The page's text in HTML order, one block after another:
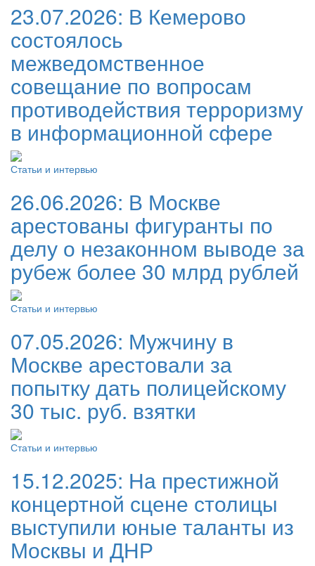
23.07.2026: В Кемерово
состоялось
межведомственное
совещание по вопросам
противодействия терроризму
в информационной сфере
Статьи и интервью
26.06.2026: В Москве
арестованы фигуранты по
делу о незаконном выводе за
рубеж более 30 млрд рублей
Статьи и интервью
07.05.2026: Мужчину в
Москве арестовали за
попытку дать полицейскому
30 тыс. руб. взятки
Статьи и интервью
15.12.2025: На престижной
концертной сцене столицы
выступили юные таланты из
Москвы и ДНР